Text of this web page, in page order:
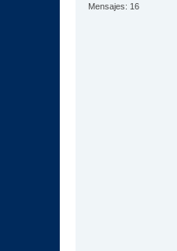
Mensajes: 16